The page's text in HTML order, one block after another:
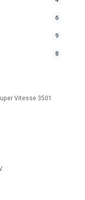
6
9
8
Vitesse 3501